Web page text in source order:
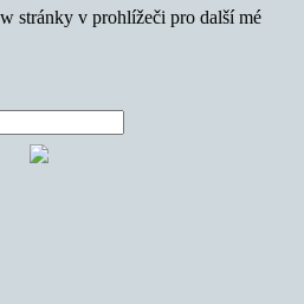
stránky v prohlížeči pro další mé